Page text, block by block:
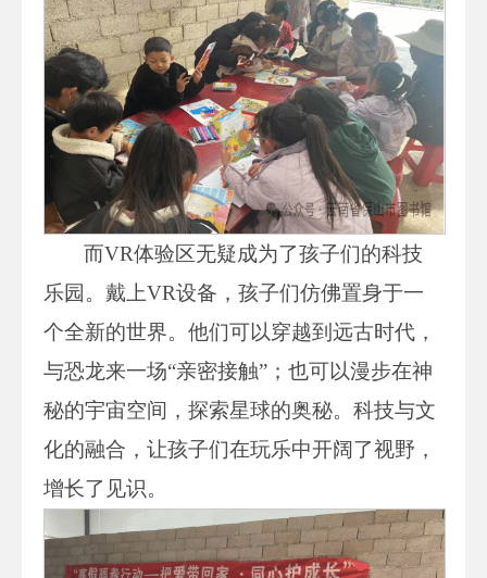
而VR体验区无疑成为了孩子们的科技
乐园。戴上VR设备，孩子们仿佛置身于一
个全新的世界。他们可以穿越到远古时代，
与恐龙来一场“亲密接触”；也可以漫步在神
秘的宇宙空间，探索星球的奥秘。科技与文
化的融合，让孩子们在玩乐中开阔了视野，
增长了见识。